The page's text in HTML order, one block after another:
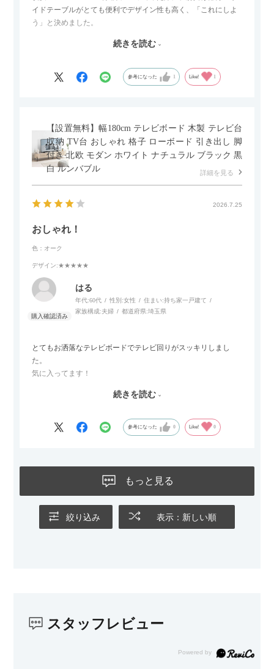
イドテーブルがとても便利でデザイン性も高く、「これにしよ
う」と決めました。
サイズは2.5人掛けですが、幅184cmとコンパクトなので圧迫感
グとのバランスもぴったりで、リビング全体がすっきり見えま
ないのもお気に入りのポイントです。さらに、わが家はソファ
の後ろ側を通ることも多い間取りなので、背面まできれいに仕
上げられているデザインも気に入っています。どの角度から見
ても美しく、空間の印象を損ないません。
わが家のホテルライク×ジャパンディのインテリアにも自然にな
また、カウチのように足を伸ばしてくつろげるスタイルが理想
だったので、それが叶って大満足です。オットマンは自由に動
かせるため、普段はカウチとして使い、来客時には離してスツ
ールとして使えるなど、使い勝手の良さも魅力だと感じていま
続きを読む
参考になった Like!
【設置無料】幅180cm テレビボード 木製 テレビ台
収納 TV台 おしゃれ 格子 ローボード 引き出し 脚
付き 北欧 モダン ホワイト ナチュラル ブラック 黒
白 ルンバブル
詳細を見る
2026.7.25
おしゃれ！
色：オーク
デザイン:★★★★★
はる
年代:60代 性別:女性 住まい:持ち家一戸建て
家族構成:夫婦 都道府県:埼玉県
とてもお洒落なテレビボードでテレビ回りがスッキリしまし
た。
気に入ってます！
Blu-rayレコーダーをボードの扉にしまったところリモコンが閉
なので星4つにします
続きを読む
参考になった 0 Like! 0
もっと見る
絞り込み 表示：新しい順
スタッフレビュー